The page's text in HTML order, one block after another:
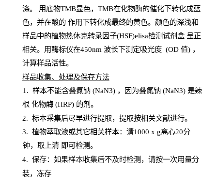
涤。 用底物TMB显色， TMB在化物酶的催化下转化成蓝
色，并在酸的 作用下转化成最终的黄色。颜色的深浅和
样品中的植物热休克转录因子(HSF)elisa检测试剂盒呈正
相关。用酶标仪在450nm 波长下测定吸光度 (OD 值) ，
计算样品活性。
样品收集、处理及保存方法
1 . 样本不能含叠氮钠(NaN3) ，因为叠氮钠 (NaN3) 是辣
根 化物酶(HRP) 的剂。
2. 标本采集后尽早进行提取，提取按相关文献进行。
3. 植物萃取液或其它相关样本：请1000 x g离心20分
钟，取上清 即可检测。
4. 保存：如果样本收集后不及时检测，请按一次用量分
装，冻存